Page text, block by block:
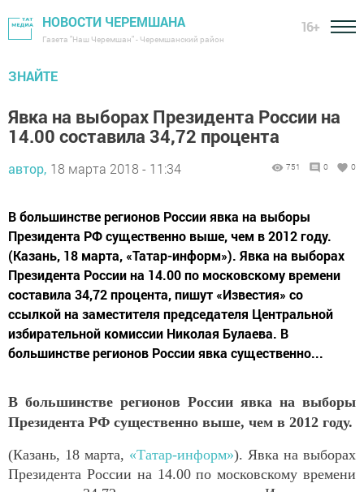
НОВОСТИ ЧЕРЕМШАНА
Газета "Наш Черемшан" - Черемшанский район
16+
ЗНАЙТЕ
Явка на выборах Президента России на
14.00 составила 34,72 процента
автор, 18 марта 2018 - 11:34 751 0 0
В большинстве регионов России явка на выборы
Президента РФ существенно выше, чем в 2012 году.
(Казань, 18 марта, «Татар-информ»). Явка на выборах
Президента России на 14.00 по московскому времени
составила 34,72 процента, пишут «Известия» со
ссылкой на заместителя председателя Центральной
избирательной комиссии Николая Булаева. В
большинстве регионов России явка существенно...
В большинстве регионов России явка на выборы
Президента РФ существенно выше, чем в 2012 году.
(Казань, 18 марта, «Татар-информ»). Явка на выборах
Президента России на 14.00 по московскому времени